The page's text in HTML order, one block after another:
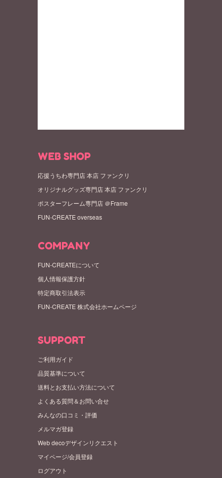
WEB SHOP
応援うちわ専門店 本店 ファンクリ
オリジナルグッズ専門店 本店 ファンクリ
ポスターフレーム専門店 ＠Frame
FUN-CREATE overseas
COMPANY
FUN-CREATEについて
個人情報保護方針
特定商取引法表示
FUN-CREATE 株式会社ホームページ
SUPPORT
ご利用ガイド
品質基準について
送料とお支払い方法について
よくある質問＆お問い合せ
みんなの口コミ・評価
メルマガ登録
Web decoデザインリクエスト
マイページ/会員登録
ログアウト